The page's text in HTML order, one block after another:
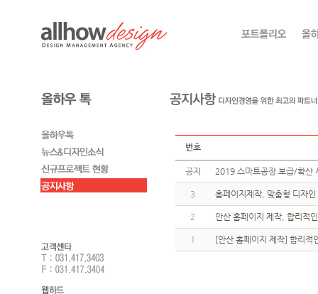
번호
공지 2019 스마트공장 보급/확
3 홈페이지제작, 맞춤형 디자
2 안산 홈페이지 제작, 합리적
1 [안산 홈페이지 제작] 합리적